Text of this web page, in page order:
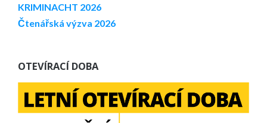
KRIMINACHT 2026
Čtenářská výzva 2026
OTEVÍRACÍ DOBA